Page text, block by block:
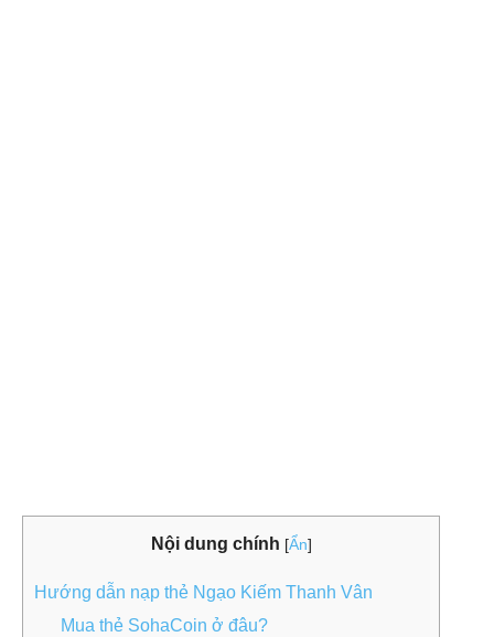
Nội dung chính [Ẩn]
Hướng dẫn nạp thẻ Ngạo Kiếm Thanh Vân
Mua thẻ SohaCoin ở đâu?